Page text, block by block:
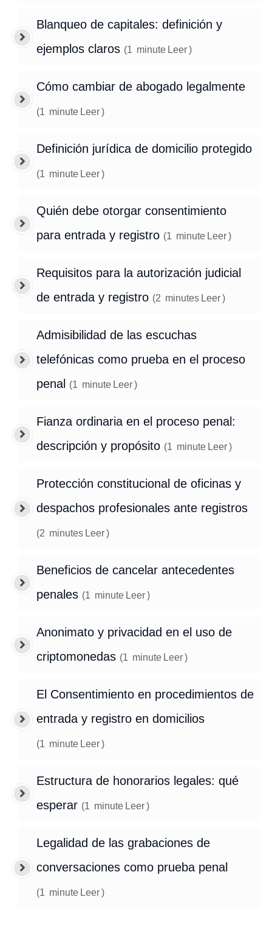
Blanqueo de capitales: definición y
ejemplos claros (1 minute Leer)
Cómo cambiar de abogado legalmente
(1 minute Leer)
Definición jurídica de domicilio protegido
(1 minute Leer)
Quién debe otorgar consentimiento
para entrada y registro (1 minute Leer)
Requisitos para la autorización judicial
de entrada y registro (2 minutes Leer)
Admisibilidad de las escuchas
telefónicas como prueba en el proceso
penal
(1 minute Leer)
Fianza ordinaria en el proceso penal:
descripción y propósito (1 minute Leer)
Protección constitucional de oficinas y
despachos profesionales ante registros
(2 minutes Leer)
Beneficios de cancelar antecedentes
penales (1 minute Leer)
Anonimato y privacidad en el uso de
criptomonedas (1 minute Leer)
El Consentimiento en procedimientos de
entrada y registro en domicilios
(1 minute Leer)
Estructura de honorarios legales: qué
esperar (1 minute Leer)
Legalidad de las grabaciones de
conversaciones como prueba penal
(1 minute Leer)